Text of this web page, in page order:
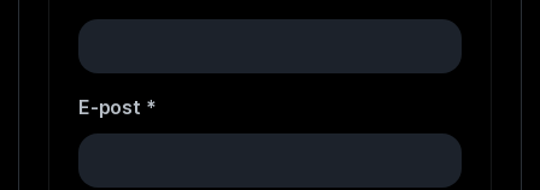
E-post *